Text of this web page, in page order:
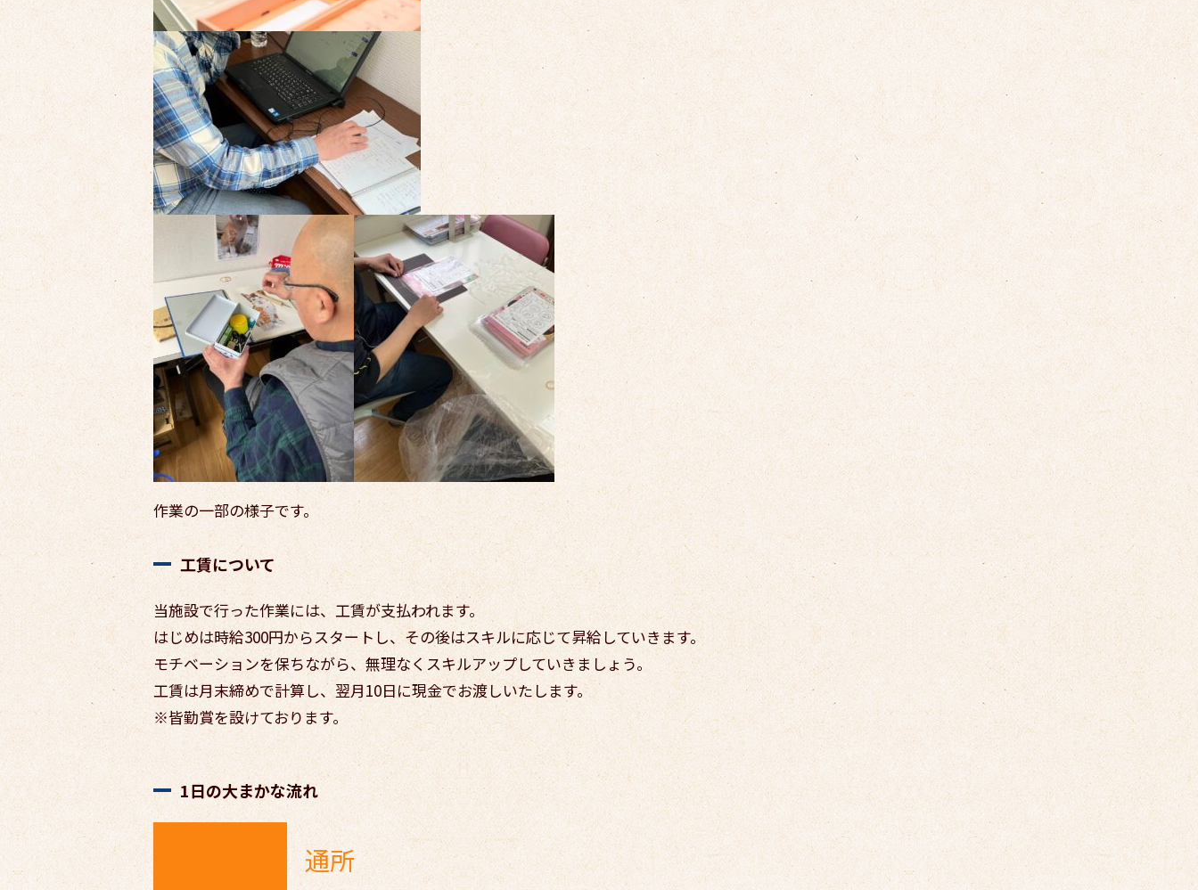
作業の一部の様子です。
工賃について
当施設で行った作業には、工賃が支払われます。
はじめは時給300円からスタートし、その後はスキルに応じて昇給していきます。
モチベーションを保ちながら、無理なくスキルアップしていきましょう。
工賃は月末締めで計算し、翌月10日に現金でお渡しいたします。
※皆勤賞を設けております。
1日の大まかな流れ
通所